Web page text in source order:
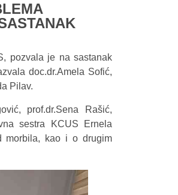
pozvala je na sastanak
doc.dr.Amela Sofić,
Pilav.
prof.dr.Sena Rašić,
sestra KCUS Ernela
morbila, kao i o drugim